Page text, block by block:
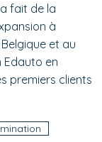
fait de la
à
et au
Edauto en
premiers clients